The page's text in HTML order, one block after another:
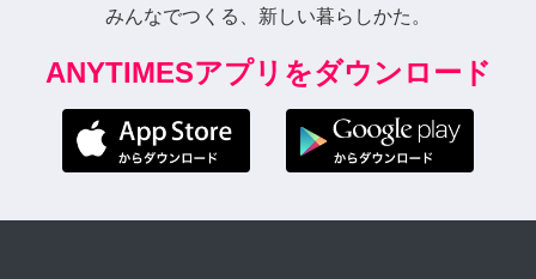
みんなでつくる、新しい暮らしかた。
ANYTIMESアプリをダウンロード